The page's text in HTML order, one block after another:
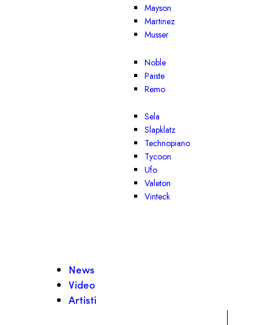
Mayson
Martinez
Musser
Noble
Paiste
Remo
Sela
Slapklatz
Technopiano
Tycoon
Ufo
Valeton
Vinteck
News
Video
Artisti